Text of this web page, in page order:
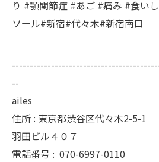
り #顎関節症 #あご #痛み #食い
ソール#新宿#代々木#新宿南口
--
ailes
住所 : 東京都渋谷区代々木2-5-1
羽田ビル４０７
電話番号 : 070-6997-0110